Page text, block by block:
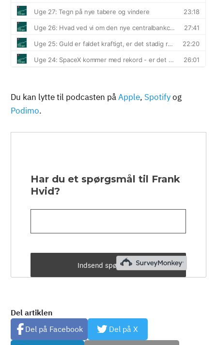
Du kan lytte til podcasten påApple, Spotifyog
Podimo.
Del artiklen
Del på Facebook
Del på X